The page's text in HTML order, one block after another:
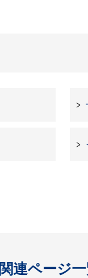
関連ページ
開